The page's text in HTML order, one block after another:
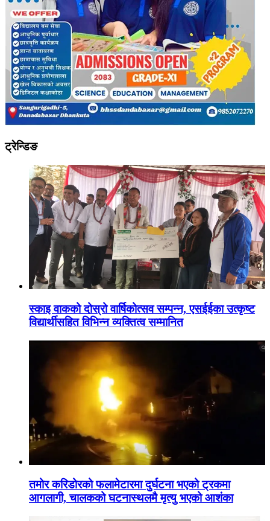
ट्रेन्डिङ
स्काइ वाकको दोस्रो वार्षिकोत्सव सम्पन्न, एसईईका उत्कृष्ट
विद्यार्थीसहित विभिन्न व्यक्तित्व सम्मानित
तमोर करिडोरको फलामेटारमा दुर्घटना भएको ट्रकमा
आगलागी, चालकको घटनास्थलमै मृत्यु भएको आशंका